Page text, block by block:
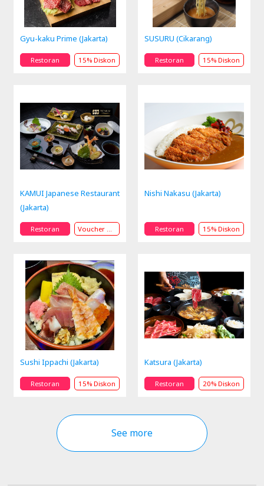
Gyu-kaku Prime (Jakarta)
Restoran 15% Diskon
SUSURU (Cikarang)
Restoran 15% Diskon
KAMUI Japanese Restaurant
(Jakarta)
Restoran Voucher Rp100.000 Hadiah
Nishi Nakasu (Jakarta)
Restoran 15% Diskon
Sushi Ippachi (Jakarta)
Restoran 15% Diskon
Katsura (Jakarta)
Restoran 20% Diskon
See more